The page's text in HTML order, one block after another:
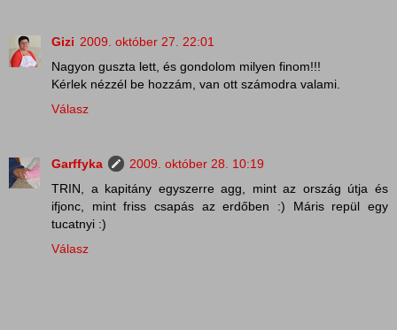
Gizi 2009. október 27. 22:01
Nagyon guszta lett, és gondolom milyen finom!!!
Kérlek nézzél be hozzám, van ott számodra valami.
Válasz
Garffyka
2009. október 28. 10:19
TRIN, a kapitány egyszerre agg, mint az ország útja és
ifjonc, mint friss csapás az erdőben :) Máris repül egy
tucatnyi :)
Válasz